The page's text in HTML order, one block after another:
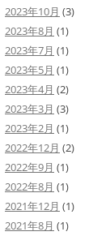
2023年10月 (3)
2023年8月 (1)
2023年7月 (1)
2023年5月 (1)
2023年4月 (2)
2023年3月 (3)
2023年2月 (1)
2022年12月 (2)
2022年9月 (1)
2022年8月 (1)
2021年12月 (1)
2021年8月 (1)